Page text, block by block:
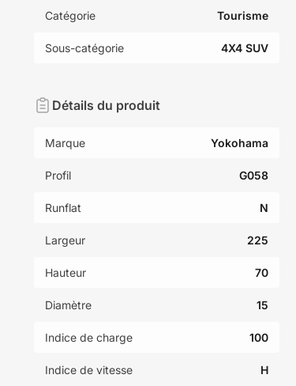
Catégorie Tourisme
Sous-catégorie 4X4 SUV
Détails du produit
Marque Yokohama
Profil G058
Runflat N
Largeur 225
Hauteur 70
Diamètre 15
Indice de charge 100
Indice de vitesse H